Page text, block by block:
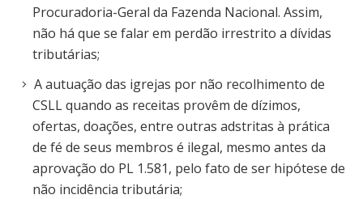
Procuradoria-Geral da Fazenda Nacional. Assim,
não há que se falar em perdão irrestrito a dívidas
tributárias;
A autuação das igrejas por não recolhimento de
CSLL quando as receitas provêm de dízimos,
ofertas, doações, entre outras adstritas à prática
de fé de seus membros é ilegal, mesmo antes da
aprovação do PL 1.581, pelo fato de ser hipótese de
não incidência tributária;